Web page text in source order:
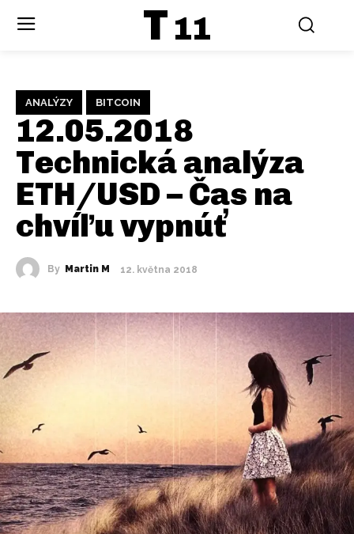
T 11
ANALÝZY BITCOIN
12.05.2018
Technická analýza
ETH/USD – Čas na
chvíľu vypnúť
By Martin M 12. května 2018